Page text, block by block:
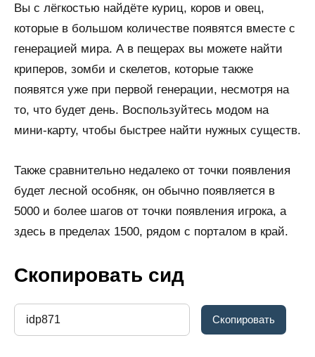
Вы с лёгкостью найдёте куриц, коров и овец,
которые в большом количестве появятся вместе с
генерацией мира. А в пещерах вы можете найти
криперов, зомби и скелетов, которые также
появятся уже при первой генерации, несмотря на
то, что будет день. Воспользуйтесь модом на
мини-карту, чтобы быстрее найти нужных существ.
Также сравнительно недалеко от точки появления
будет лесной особняк, он обычно появляется в
5000 и более шагов от точки появления игрока, а
здесь в пределах 1500, рядом с порталом в край.
Скопировать сид